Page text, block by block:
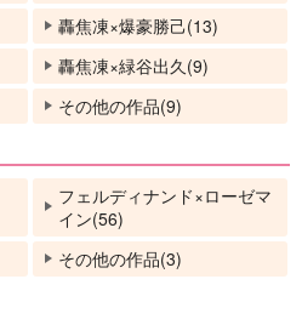
轟焦凍×爆豪勝己(13)
轟焦凍×緑谷出久(9)
その他の作品(9)
フェルディナンド×ローゼマ
イン(56)
その他の作品(3)